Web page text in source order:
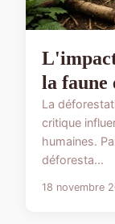
la faune
La
critique
humaines.
déforesta...
18 novembre